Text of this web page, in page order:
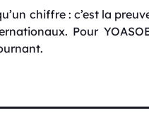
chiffre : c’est la
Pour